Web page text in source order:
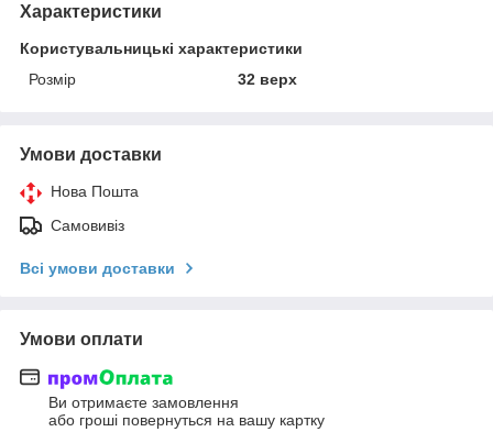
Характеристики
Користувальницькі характеристики
Розмір
32 верх
Умови доставки
Нова Пошта
Самовивіз
Всі умови доставки
Умови оплати
Ви отримаєте замовлення
або гроші повернуться на вашу картку